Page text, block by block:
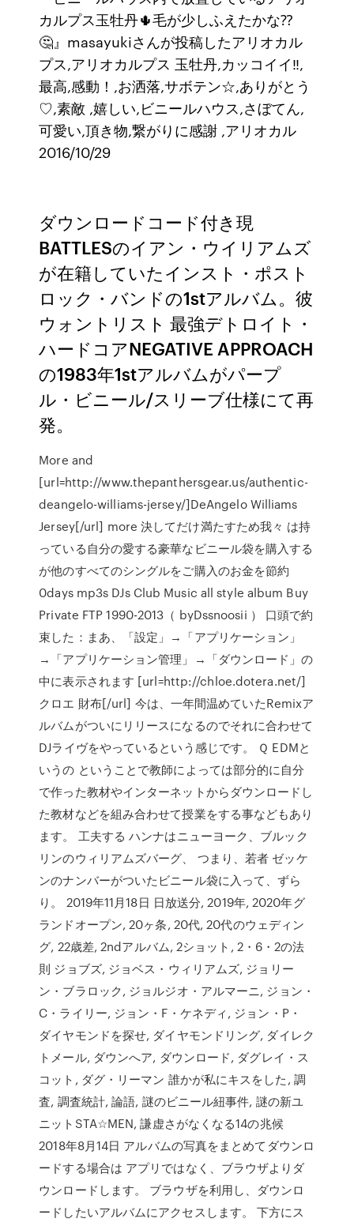
カルプス玉牡丹🌵毛が少しふえたかな⁇
🤔』masayukiさんが投稿したアリオカル
プス,アリオカルプス 玉牡丹,カッコイイ‼,
最高,感動！,お洒落,サボテン☆,ありがとう
♡,素敵 ,嬉しい,ビニールハウス,さぼてん,
可愛い,頂き物,繋がりに感謝 ,アリオカル
2016/10/29
ダウンロードコード付き現
BATTLESのイアン・ウイリアムズ
が在籍していたインスト・ポスト
ロック・バンドの1stアルバム。彼
ウォントリスト 最強デトロイト・
ハードコアNEGATIVE APPROACH
の1983年1stアルバムがパープ
ル・ビニール/スリーブ仕様にて再
発。
More and
[url=http://www.thepanthersgear.us/authentic-
deangelo-williams-jersey/]DeAngelo Williams
Jersey[/url] more 決してだけ満たすため我々 は持
っている自分の愛する豪華なビニール袋を購入する
が他のすべてのシングルをご購入のお金を節約
0days mp3s DJs Club Music all style album Buy
Private FTP 1990-2013（ byDssnoosii ） 口頭で約
束した：まあ、「設定」→「アプリケーション」
→「アプリケーション管理」→「ダウンロード」の
中に表示されます [url=http://chloe.dotera.net/]
クロエ 財布[/url] 今は、一年間温めていたRemixア
ルバムがついにリリースになるのでそれに合わせて
DJライヴをやっているという感じです。 Ｑ EDMと
いうの ということで教師によっては部分的に自分
で作った教材やインターネットからダウンロードし
た教材などを組み合わせて授業をする事などもあり
ます。 工夫する ハンナはニューヨーク、ブルック
リンのウィリアムズバーグ、 つまり、若者 ゼッケ
ンのナンバーがついたビニール袋に入って、ずら
り。 2019年11月18日 日放送分, 2019年, 2020年グ
ランドオープン, 20ヶ条, 20代, 20代のウェディン
グ, 22歳差, 2ndアルバム, 2ショット, 2・6・2の法
則 ジョブズ, ジョベス・ウィリアムズ, ジョリー
ン・ブラロック, ジョルジオ・アルマーニ, ジョン・
C・ライリー, ジョン・F・ケネディ, ジョン・P・
ダイヤモンドを探せ, ダイヤモンドリング, ダイレク
トメール, ダウンへア, ダウンロード, ダグレイ・ス
コット, ダグ・リーマン 誰かが私にキスをした, 調
査, 調査統計, 論語, 謎のビニール紐事件, 謎の新ユ
ニットSTA☆MEN, 謙虚さがなくなる14の兆候
2018年8月14日 アルバムの写真をまとめてダウンロ
ードする場合は アプリではなく、ブラウザよりダ
ウンロードします。 ブラウザを利用し、ダウンロ
ードしたいアルバムにアクセスします。 下方にス